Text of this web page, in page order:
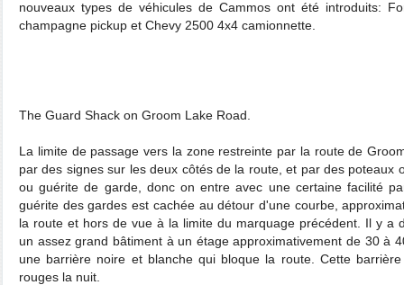
nouveaux types de véhicules de Cammos ont été introduits:
champagne pickup et Chevy 2500 4x4 camionnette.
The Guard Shack on Groom Lake Road.
La limite de passage vers la zone restreinte par la route de
par des signes sur les deux côtés de la route, et par des poteaux
ou guérite de garde, donc on entre avec une certaine facilité
guérite des gardes est cachée au détour d'une courbe,
la route et hors de vue à la limite du marquage précédent. Il y a
un assez grand bâtiment à un étage approximativement de 30 à
une barrière noire et blanche qui bloque la route. Cette
rouges la nuit.